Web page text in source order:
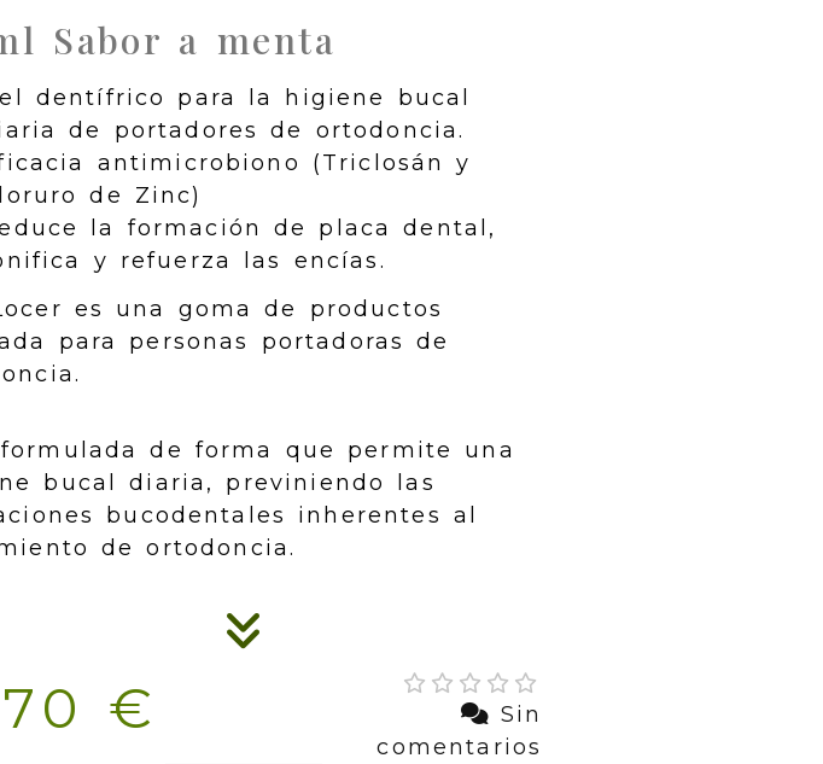
Sabor a menta
dentífrico para la higiene bucal
de portadores de ortodoncia.
antimicrobiono (Triclosán y
de Zinc)
la formación de placa dental,
y refuerza las encías.
es una goma de productos
para personas portadoras de
de forma que permite una
bucal diaria, previniendo las
bucodentales inherentes al
de ortodoncia.
€
Sin
comentarios